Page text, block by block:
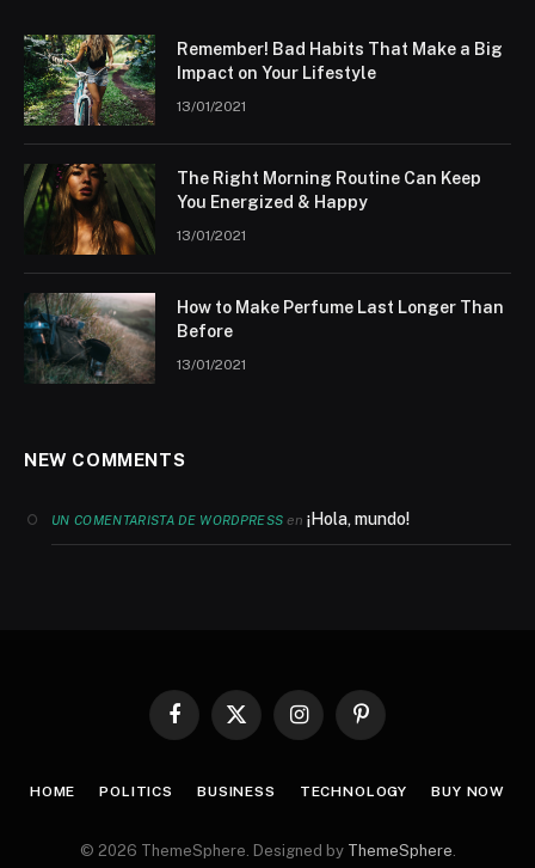
Remember! Bad Habits That Make a Big
Impact on Your Lifestyle
13/01/2021
The Right Morning Routine Can Keep
You Energized & Happy
13/01/2021
How to Make Perfume Last Longer Than
Before
13/01/2021
NEW COMMENTS
UN COMENTARISTA DE WORDPRESS en¡Hola, mundo!
Facebook
X
InstagramPinterest
HOME POLITICS BUSINESS TECHNOLOGY BUY NOW
© 2026 ThemeSphere. Designed by ThemeSphere.